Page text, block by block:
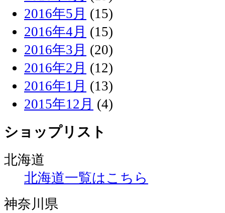
2016年5月 (15)
2016年4月 (15)
2016年3月 (20)
2016年2月 (12)
2016年1月 (13)
2015年12月 (4)
ショップリスト
北海道
北海道一覧はこちら
神奈川県